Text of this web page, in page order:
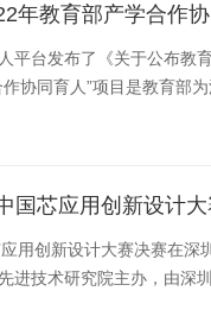
年教育部产学合作
平台发布了《关于公布教
协同育人”项目是教育部为
国芯应用创新设计
用创新设计大赛决赛在
进技术研究院主办，由深